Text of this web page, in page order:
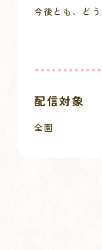
今後とも、ど
配信対象
全園